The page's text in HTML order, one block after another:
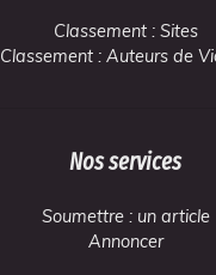
Classement : Sites
Classement : Auteurs de
Nos services
Soumettre : un article
Annoncer